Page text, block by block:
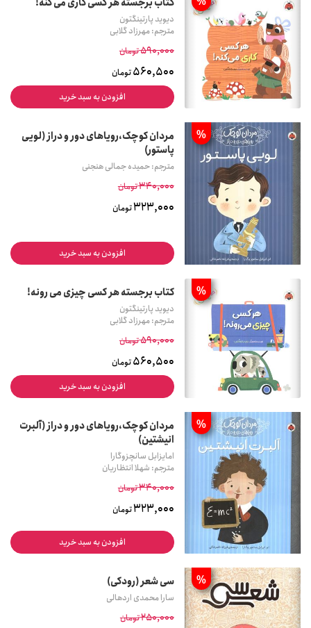
دیوید پارتینگتون
مترجم: مهرزاد گلابی
590,000تومان
560,500تومان
افزودن به سبد خرید
%
مردان کوچک،رویاهای دور و دراز (لویی
پاستور)
مترجم: حمیده جمالی هنجنی
340,000تومان
323,000تومان
افزودن به سبد خرید
% کتاب برجسته هر کسی چیزی می رونه!
دیوید پارتینگتون
مترجم: مهرزاد گلابی
590,000تومان
560,500تومان
افزودن به سبد خرید
%
مردان کوچک،رویاهای دور و دراز (آلبرت
انیشتین)
امایزابل سانچزوگارا
مترجم: شهلا انتظاریان
340,000تومان
323,000تومان
افزودن به سبد خرید
% سی شعر (رودکی)
سارا محمدی اردهالی
250,000تومان